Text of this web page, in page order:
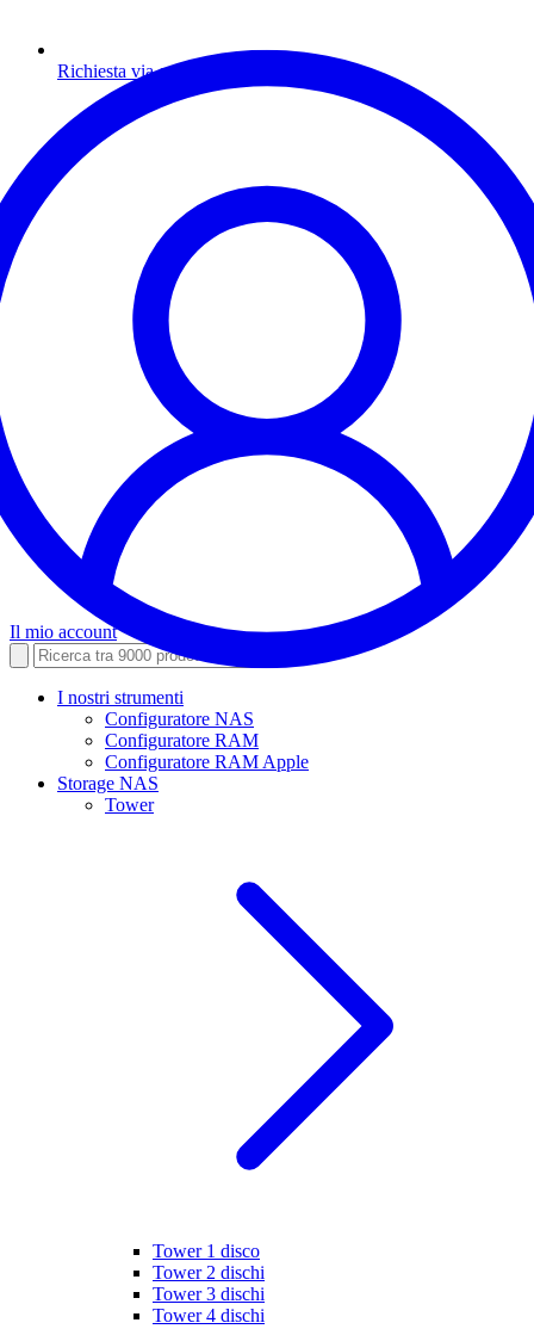
Richiesta via email
Il mio account
I nostri strumenti
Configuratore NAS
Configuratore RAM
Configuratore RAM Apple
Storage NAS
Tower
Tower 1 disco
Tower 2 dischi
Tower 3 dischi
Tower 4 dischi